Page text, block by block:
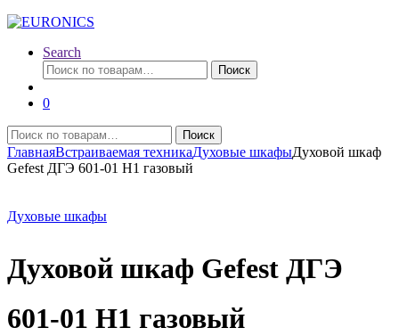
Search
Искать:
Поиск
0
Искать:
Поиск
ГлавнаяВстраиваемая техникаДуховые шкафыДуховой шкаф
Gefest ДГЭ 601-01 H1 газовый
Духовые шкафы
Духовой шкаф Gefest ДГЭ
601-01 H1 газовый